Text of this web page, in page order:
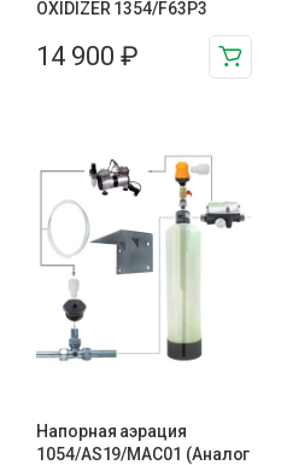
OXIDIZER 1354/F63P3
14 900 ₽
Напорная аэрация
1054/AS19/MAC01 (Аналог